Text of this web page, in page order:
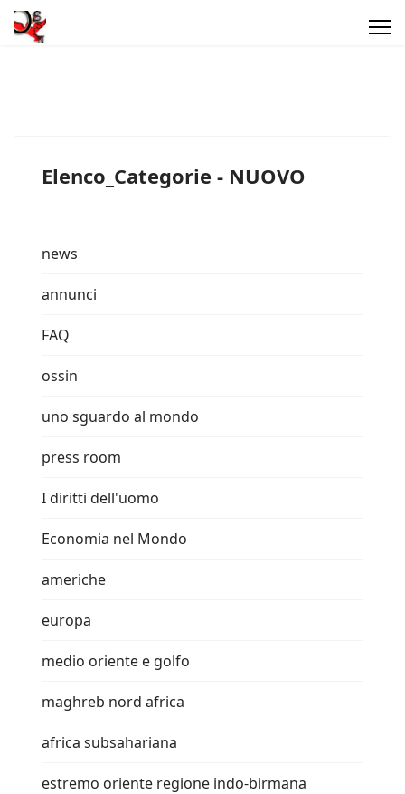
Elenco_Categorie - NUOVO
news
annunci
FAQ
ossin
uno sguardo al mondo
press room
I diritti dell'uomo
Economia nel Mondo
americhe
europa
medio oriente e golfo
maghreb nord africa
africa subsahariana
estremo oriente regione indo-birmana